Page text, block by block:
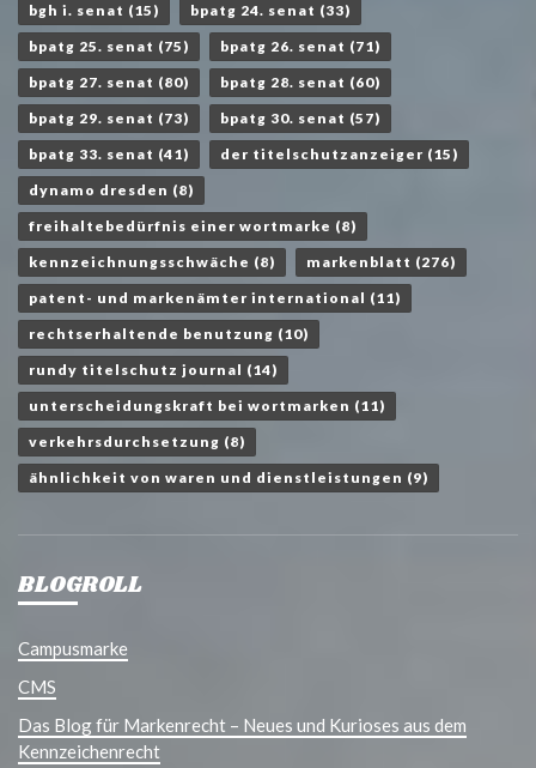
bgh i. senat (15) bpatg 24. senat (33)
bpatg 25. senat (75) bpatg 26. senat (71)
bpatg 27. senat (80) bpatg 28. senat (60)
bpatg 29. senat (73) bpatg 30. senat (57)
bpatg 33. senat (41) der titelschutzanzeiger (15)
dynamo dresden (8)
freihaltebedürfnis einer wortmarke (8)
kennzeichnungsschwäche (8) markenblatt (276)
patent- und markenämter international (11)
rechtserhaltende benutzung (10)
rundy titelschutz journal (14)
unterscheidungskraft bei wortmarken (11)
verkehrsdurchsetzung (8)
ähnlichkeit von waren und dienstleistungen (9)
BLOGROLL
Campusmarke
CMS
Das Blog für Markenrecht – Neues und Kurioses aus dem
Kennzeichenrecht